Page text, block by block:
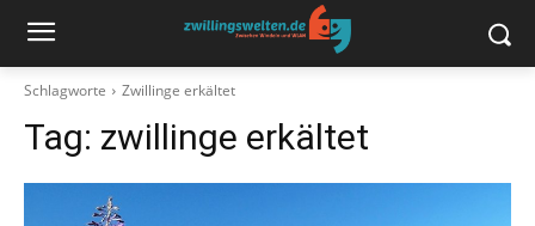
Schlagworte Zwillinge erkältet
Tag: zwillinge erkältet